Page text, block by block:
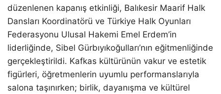
düzenlenen kapanış etkinliği, Balıkesir Maarif Halk
Dansları Koordinatörü ve Türkiye Halk Oyunları
Federasyonu Ulusal Hakemi Emel Erdem’in
liderliğinde, Sibel Gürbıyıkoğulları’nın eğitmenliğinde
gerçekleştirildi. Kafkas kültürünün vakur ve estetik
figürleri, öğretmenlerin uyumlu performanslarıyla
salona taşınırken; birlik, dayanışma ve kültürel